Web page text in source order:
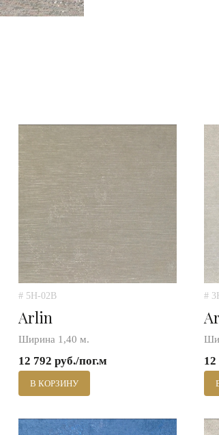
# 5H-02B
Arlin
Ширина 1,40 м.
12 792 руб./пог.м
В КОРЗИНУ
#
12